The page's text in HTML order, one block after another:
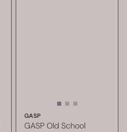
GASP
GASP Old School